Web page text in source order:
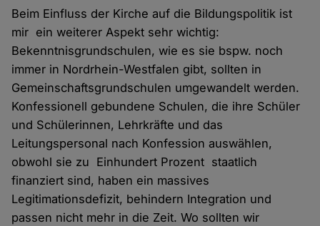
Beim Einfluss der Kirche auf die Bildungspolitik ist
mir ein weiterer Aspekt sehr wichtig:
Bekenntnisgrundschulen, wie es sie bspw. noch
immer in Nordrhein-Westfalen gibt, sollten in
Gemeinschaftsgrundschulen umgewandelt werden.
Konfessionell gebundene Schulen, die ihre Schüler
und Schülerinnen, Lehrkräfte und das
Leitungspersonal nach Konfession auswählen,
obwohl sie zu Einhundert Prozent staatlich
finanziert sind, haben ein massives
Legitimationsdefizit, behindern Integration und
passen nicht mehr in die Zeit. Wo sollten wir